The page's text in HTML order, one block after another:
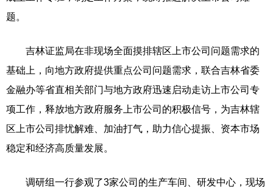
题。
吉林证监局在非现场全面摸排辖区上市公司问题需求的
基础上，向地方政府提供重点公司问题需求，联合吉林省委
金融办等省直相关部门与地方政府迅速启动走访上市公司专
项工作，释放地方政府服务上市公司的积极信号，为吉林辖
区上市公司排忧解难、加油打气，助力信心提振、资本市场
稳定和经济高质量发展。
调研组一行参观了3家公司的生产车间、研发中心，现场